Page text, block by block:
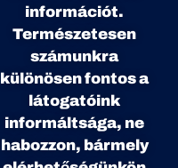
információt.
Természetesen
számunkra
különösen fontos a
látogatóink
informáltsága, ne
habozzon, bármely